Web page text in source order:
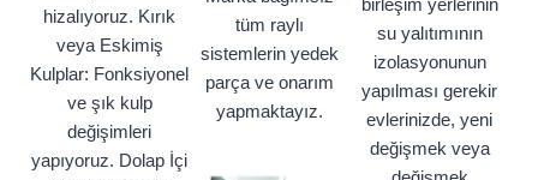
hizalıyoruz. Kırık
veya Eskimiş
Kulplar: Fonksiyonel
ve şık kulp
değişimleri
yapıyoruz. Dolap İçi
tüm raylı
sistemlerin yedek
parça ve onarım
yapmaktayız.
birleşim yerlerinin
su yalıtımının
izolasyonunun
yapılması gerekir
evlerinizde, yeni
değişmek veya